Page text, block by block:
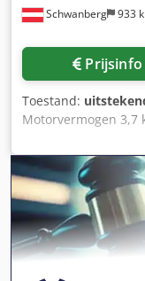
Schwanberg 933
Prijsinfo
Toestand:
Motorvermogen 3,7
max. 500 mm
mm Met rollenbaan
rollenbaan rechts,
Afmetingen ca. L x
Csdpfxjydnitj Ah
naar rechts Zaag
zaagblad